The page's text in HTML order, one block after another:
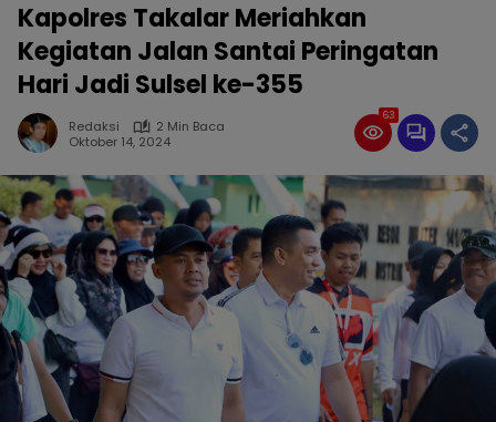
Kapolres Takalar Meriahkan
Kegiatan Jalan Santai Peringatan
Hari Jadi Sulsel ke-355
Redaksi
2 Min Baca
Oktober 14, 2024
63